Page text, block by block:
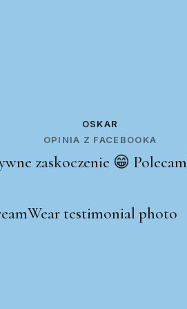
OSKAR
OPINIA Z FACEBOOKA
zaskoczenie 😁 Polecam